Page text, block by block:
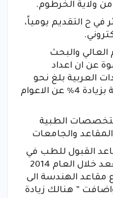
من ولاية الخرطوم.
الف زائر في ح التقديم يومياً،
والبحث
عن ان اعداد
العربية بلغ نحو
3817، 1867طالبا وطالبة بزيادة 4% عن الاعوام
الطبية
والجامعات
القبول للطب في
العام الحالي من 95 مقعد خلال العام 2014
مقاعد الهندسة الى
واضافت ” هنالك زيادة